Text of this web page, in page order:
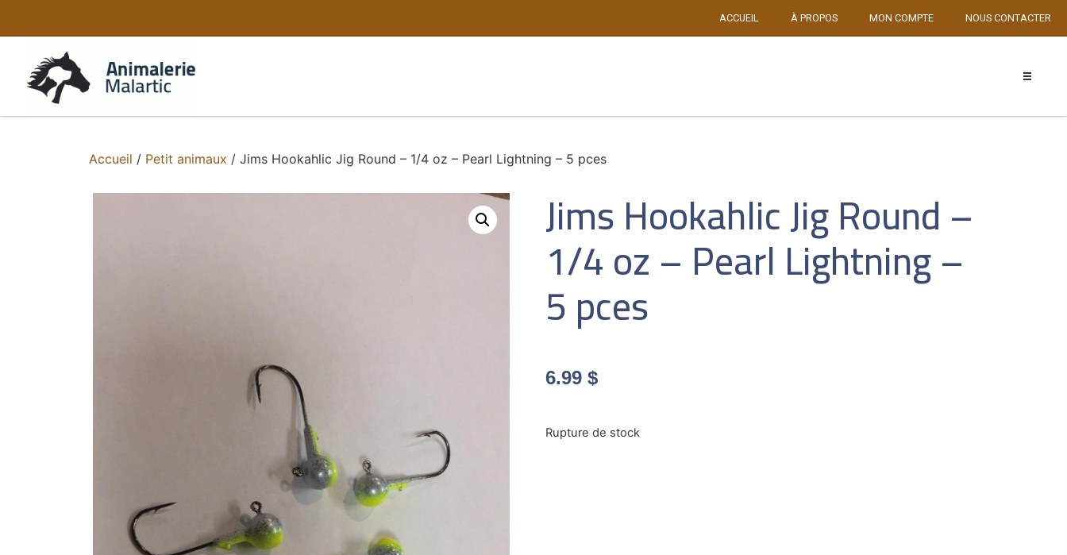
ACCUEIL À PROPOS MON COMPTE NOUS CONTACTER
Accueil / Petit animaux / Jims Hookahlic Jig Round – 1/4 oz – Pearl Lightning – 5 pces
Jims Hookahlic Jig Round –
1/4 oz – Pearl Lightning –
5 pces
6.99 $
Rupture de stock